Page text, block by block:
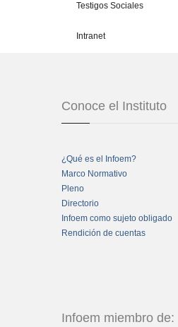
Testigos Sociales
Intranet
Conoce el Instituto
¿Qué es el Infoem?
Marco Normativo
Pleno
Directorio
Infoem como sujeto obligado
Rendición de cuentas
Infoem miembro de: